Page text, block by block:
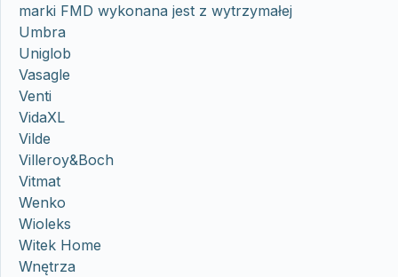
marki FMD wykonana jest z wytrzymałej
Umbra
Uniglob
Vasagle
Venti
VidaXL
Vilde
Villeroy&Boch
Vitmat
Wenko
Wioleks
Witek Home
Wnętrza